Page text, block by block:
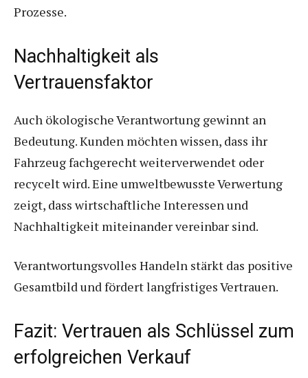
Prozesse.
Nachhaltigkeit als
Vertrauensfaktor
Auch ökologische Verantwortung gewinnt an
Bedeutung. Kunden möchten wissen, dass ihr
Fahrzeug fachgerecht weiterverwendet oder
recycelt wird. Eine umweltbewusste Verwertung
zeigt, dass wirtschaftliche Interessen und
Nachhaltigkeit miteinander vereinbar sind.
Verantwortungsvolles Handeln stärkt das positive
Gesamtbild und fördert langfristiges Vertrauen.
Fazit: Vertrauen als Schlüssel zum
erfolgreichen Verkauf